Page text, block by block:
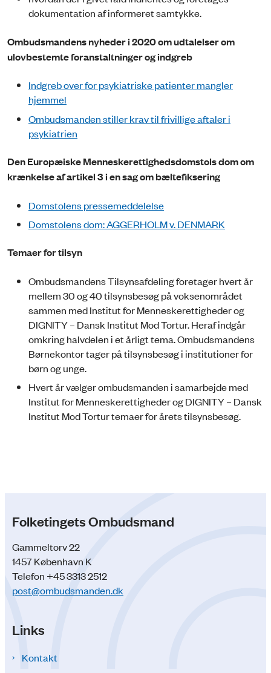
dokumentation af informeret samtykke.
Ombudsmandens nyheder i 2020 om udtalelser om
ulovbestemte foranstaltninger og indgreb
Indgreb over for psykiatriske patienter mangler
hjemmel
Ombudsmanden stiller krav til frivillige aftaler i
psykiatrien
Den Europæiske Menneskerettighedsdomstols dom om
krænkelse af artikel 3 i en sag om bæltefiksering
Domstolens pressemeddelelse
Domstolens dom: AGGERHOLM v. DENMARK
Temaer for tilsyn
Ombudsmandens Tilsynsafdeling foretager hvert år
mellem 30 og 40 tilsynsbesøg på voksenområdet
sammen med Institut for Menneskerettigheder og
DIGNITY – Dansk Institut Mod Tortur. Heraf indgår
omkring halvdelen i et årligt tema. Ombudsmandens
Børnekontor tager på tilsynsbesøg i institutioner for
børn og unge.
Hvert år vælger ombudsmanden i samarbejde med
Institut for Menneskerettigheder og DIGNITY – Dansk
Institut Mod Tortur temaer for årets tilsynsbesøg.
Folketingets Ombudsmand
Gammeltorv 22
1457 København K
Telefon +45 3313 2512
post@ombudsmanden.dk
Links
Kontakt